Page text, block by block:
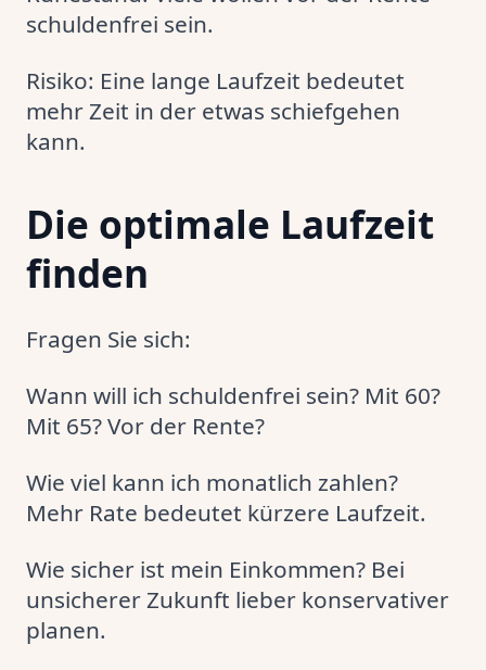
schuldenfrei sein.
Risiko: Eine lange Laufzeit bedeutet
mehr Zeit in der etwas schiefgehen
kann.
Die optimale Laufzeit
finden
Fragen Sie sich:
Wann will ich schuldenfrei sein? Mit 60?
Mit 65? Vor der Rente?
Wie viel kann ich monatlich zahlen?
Mehr Rate bedeutet kürzere Laufzeit.
Wie sicher ist mein Einkommen? Bei
unsicherer Zukunft lieber konservativer
planen.